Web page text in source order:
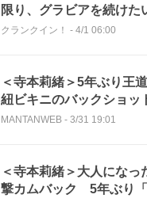
限り、グラビアを続け
り写真集で「芸能生活の
クランクイン！ - 4/1 06:00
＜寺本莉緒＞5年ぶり王
紐ビキニのバックショッ
MANTANWEB - 3/31 19:01
＜寺本莉緒＞大人にな
撃カムバック 5年ぶり